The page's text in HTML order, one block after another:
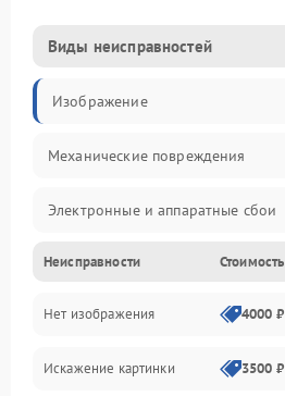
Виды неисправностей
Изображение
Механические повреждения
Электронные и аппаратные сбои
Неисправности сенсора и оптики
Программные ошибки
Электропитание
Неисправности Стоимость
Нет изображения 4000 ₽
Искажение картинки 3500 ₽